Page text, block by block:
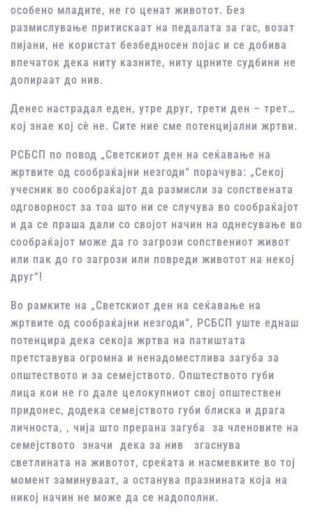
особено младите, не го ценат животот. Без
размислување притискаат на педалата за гас, возат
пијани, не користат безбедносен појас и се добива
впечаток дека ниту казните, ниту црните судбини не
допираат до нив.
Денес настрадал еден, утре друг, трети ден – трет…
кој знае кој сѐ не. Сите ние сме потенцијални жртви.
РСБСП по повод „Светскиот ден на сеќавање на
жртвите од сообраќајни незгоди“ порачува: „Секој
учесник во сообраќајот да размисли за сопствената
одговорност за тоа што ни се случува во сообраќајот
и да се праша дали со својот начин на однесување во
сообраќајот може да го загрози сопствениот живот
или пак до го загрози или повреди животот на некој
друг“!
Во рамките на „Светскиот ден на сеќавање на
жртвите од сообраќајни незгоди“, РСБСП уште еднаш
потенцира дека секоја жртва на патиштата
претставува огромна и ненадоместлива загуба за
општеството и за семејството. Општеството губи
лица кои не го дале целокупниот свој општествен
придонес, додека семејството губи блиска и драга
личноста, , чија што прерана загуба за членовите на
семејството значи дека за нив згаснува
светлината на животот, среќата и насмевките во тој
момент заминуваат, а останува празнината која на
никој начин не може да се надополни.